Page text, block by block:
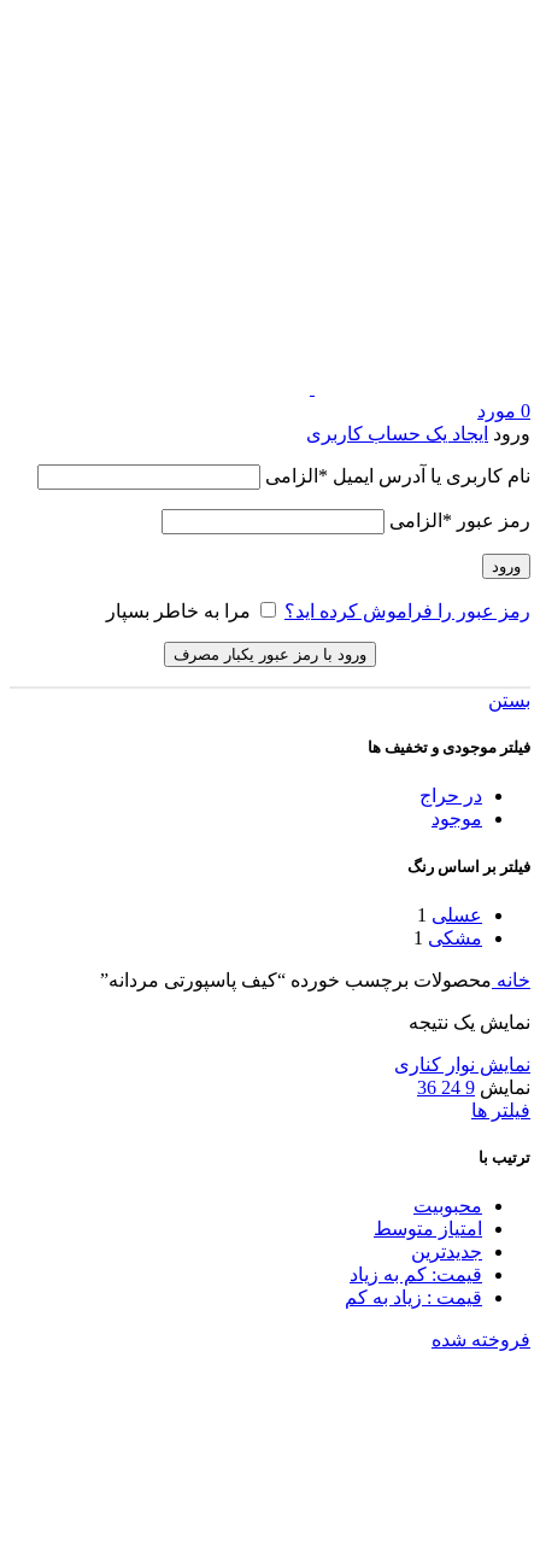
0 مورد
ورود ایجاد یک حساب کاربری
نام کاربری یا آدرس ایمیل * الزامی
رمز عبور * الزامی
ورود
رمز عبور را فراموش کرده اید؟ مرا به خاطر بسپار
ورود با رمز عبور یکبار مصرف
بستن
فیلتر موجودی و تخفیف ها
در حراج
موجود
فیلتر بر اساس رنگ
عسلی 1
مشکی 1
خانه محصولات برچسب خورده “کیف پاسپورتی مردانه”
نمایش یک نتیجه
نمایش نوار کناری
نمایش 9
24
36
فیلتر ها
ترتیب با
محبوبیت
امتیاز متوسط
جدیدترین
قیمت: کم به زیاد
قیمت : زیاد به کم
فروخته شده